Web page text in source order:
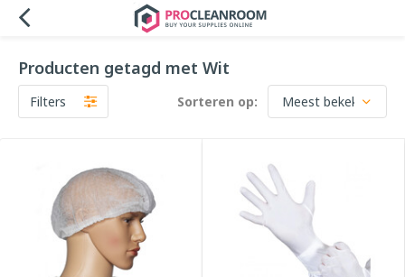
Producten getagd met Wit
Filters Sorteren op: